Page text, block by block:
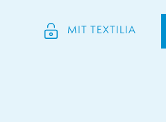
MIT TEXTILIA